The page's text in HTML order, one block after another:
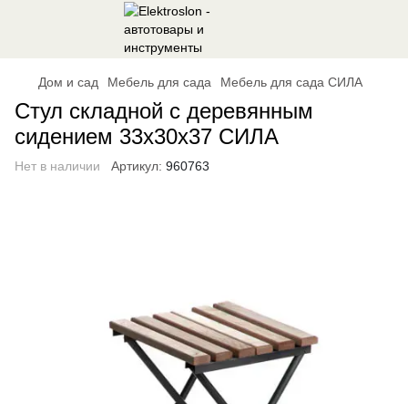
Дом и сад Мебель для сада Мебель для сада СИЛА
Стул складной с деревянным
сидением 33х30х37 СИЛА
Нет в наличии Артикул: 960763